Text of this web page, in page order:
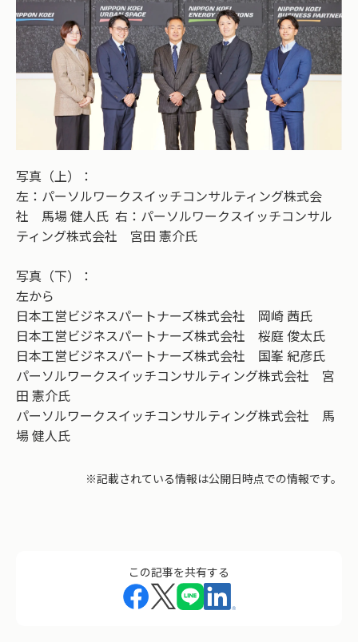
写真（上）：
左：パーソルワークスイッチコンサルティング株式会
社 馬場 健人氏 右：パーソルワークスイッチコンサル
ティング株式会社 宮田 憲介氏
写真（下）：
左から
日本工営ビジネスパートナーズ株式会社 岡崎 茜氏
日本工営ビジネスパートナーズ株式会社 桜庭 俊太氏
日本工営ビジネスパートナーズ株式会社 国峯 紀彦氏
パーソルワークスイッチコンサルティング株式会社 宮
田 憲介氏
パーソルワークスイッチコンサルティング株式会社 馬
場 健人氏
※記載されている情報は公開日時点での情報です。
この記事を共有する